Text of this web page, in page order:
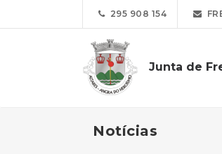
295 908 154
Junta de
Notícias